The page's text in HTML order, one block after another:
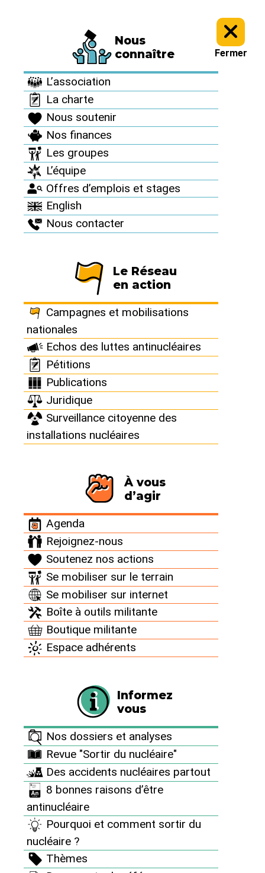
Nous
connaître
L’association
La charte
Nous soutenir
Nos finances
Les groupes
L’équipe
Offres d’emplois et stages
English
Nous contacter
Le Réseau
en action
Campagnes et mobilisations
nationales
Echos des luttes antinucléaires
Pétitions
Publications
Juridique
Surveillance citoyenne des
installations nucléaires
À vous
d’agir
Agenda
Rejoignez-nous
Soutenez nos actions
Se mobiliser sur le terrain
Se mobiliser sur internet
Boîte à outils militante
Boutique militante
Espace adhérents
Informez
vous
Nos dossiers et analyses
Revue "Sortir du nucléaire"
Des accidents nucléaires partout
8 bonnes raisons d’être
antinucléaire
Pourquoi et comment sortir du
nucléaire ?
Thèmes
Fermer
Informez vous > Nos dossiers et analyses >
Fil info : Guerre en
Ukraine et risque nucléaire >
Fil info : Guerre en
Ukraine et risque
nucléaire
15 réacteurs
nucléaires en
activité en
Ukraine
Publié le 24 février 2022
Les 15 réacteurs nucléaires en activité en
Ukraine représentent un risque considérable en
cas de frappes "accidentelles" pendant le conflit.
En savoir plus (en anglais)
Le saviez-vous ?
Le Réseau "Sortir du nucléaire" est un véritable
contre-pouvoir citoyen. Totalement indépendants
de l’État,nous dépendons exclusivement du
soutien de nos donateur⋅ices. C’est grâce à votre
soutien financier que nous pouvons nous permettre
de tout mettre en œuvre pour offrir aux générations
futures l’espoir d’un avenir sans risques nucléaires.
cette énergie mortifère et pour promouvoir la
sobriété énergétique et les alternatives
renouvelables.
Faire un don
Nous connaître